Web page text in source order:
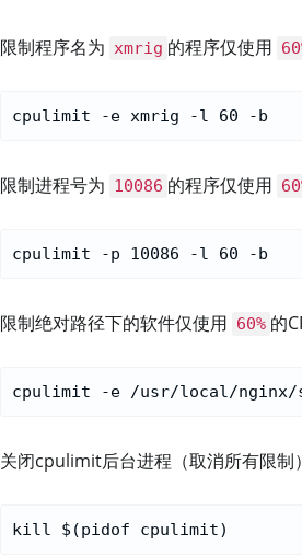
限制程序名为 xmrig 的程序仅使用
限制进程号为 10086 的程序仅使用
限制绝对路径下的软件仅使用 60% 的
关闭cpulimit后台进程（取消所有限制）